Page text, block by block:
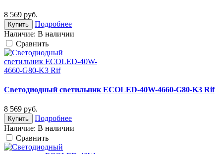
8 569 руб.
Купить
Подробнее
Наличие: В наличии
Cравнить
Светодиодный светильник ECOLED-40W-4660-G80-K3 Rif
8 569 руб.
Купить
Подробнее
Наличие: В наличии
Cравнить